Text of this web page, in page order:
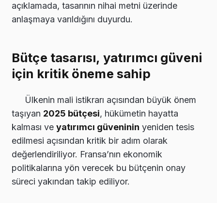
açıklamada, tasarının nihai metni üzerinde
anlaşmaya varıldığını duyurdu.
Bütçe tasarısı, yatırımcı güveni
için kritik öneme sahip
Ülkenin mali istikrarı açısından büyük önem
taşıyan 2025 bütçesi, hükümetin hayatta
kalması ve yatırımcı güveninin yeniden tesis
edilmesi açısından kritik bir adım olarak
değerlendiriliyor. Fransa’nın ekonomik
politikalarına yön verecek bu bütçenin onay
süreci yakından takip ediliyor.